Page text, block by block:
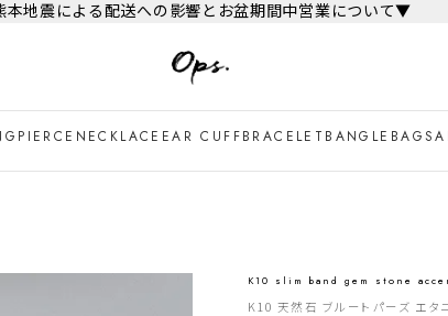
本地震による配送への影響とお盆期間中営業について▼
PIERCE NECKLACE EAR CUFFBRACELET BANGLE BAG
K10 slim band gem stone
K10 天然石 ブルートパーズ エタ